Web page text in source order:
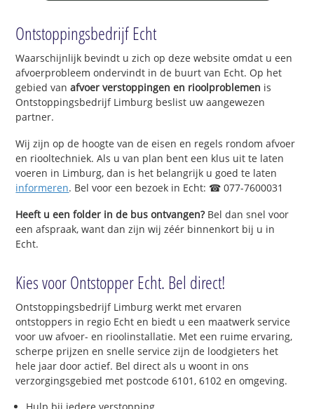
Ontstoppingsbedrijf Echt
Waarschijnlijk bevindt u zich op deze website omdat u een
afvoerprobleem ondervindt in de buurt van Echt. Op het
gebied vanafvoer verstoppingen en rioolproblemen is
Ontstoppingsbedrijf Limburg beslist uw aangewezen
partner.
Wij zijn op de hoogte van de eisen en regels rondom afvoer
en riooltechniek. Als u van plan bent een klus uit te laten
voeren in Limburg, dan is het belangrijk u goed te laten
informeren. Bel voor een bezoek in Echt: ☎ 077-7600031
Heeft u een folder in de bus ontvangen?Bel dan snel voor
een afspraak, want dan zijn wij zéér binnenkort bij u in
Echt.
Kies voor Ontstopper Echt. Bel direct!
Ontstoppingsbedrijf Limburg werkt met ervaren
ontstoppers in regio Echt en biedt u een maatwerk service
voor uw afvoer- en rioolinstallatie. Met een ruime ervaring,
scherpe prijzen en snelle service zijn de loodgieters het
hele jaar door actief. Bel direct als u woont in ons
verzorgingsgebied met postcode 6101, 6102 en omgeving.